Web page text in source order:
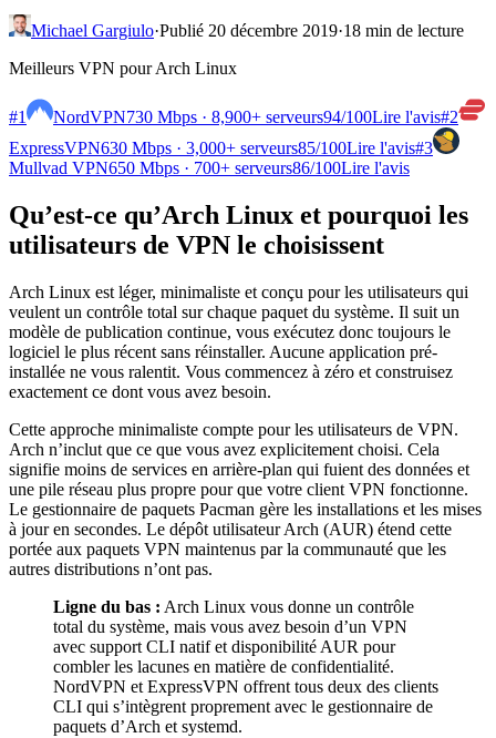
Michael Gargiulo·Publié 20 décembre 2019·18 min de lecture
Meilleurs VPN pour Arch Linux
#1 NordVPN730 Mbps · 8,900+ serveurs94/100Lire l'avis#2
ExpressVPN630 Mbps · 3,000+ serveurs85/100Lire l'avis#3
Mullvad VPN650 Mbps · 700+ serveurs86/100Lire l'avis
Qu’est-ce qu’Arch Linux et pourquoi les
utilisateurs de VPN le choisissent
Arch Linux est léger, minimaliste et conçu pour les utilisateurs qui
veulent un contrôle total sur chaque paquet du système. Il suit un
modèle de publication continue, vous exécutez donc toujours le
logiciel le plus récent sans réinstaller. Aucune application pré-
installée ne vous ralentit. Vous commencez à zéro et construisez
exactement ce dont vous avez besoin.
Cette approche minimaliste compte pour les utilisateurs de VPN.
Arch n’inclut que ce que vous avez explicitement choisi. Cela
signifie moins de services en arrière-plan qui fuient des données et
une pile réseau plus propre pour que votre client VPN fonctionne.
Le gestionnaire de paquets Pacman gère les installations et les mises
à jour en secondes. Le dépôt utilisateur Arch (AUR) étend cette
portée aux paquets VPN maintenus par la communauté que les
autres distributions n’ont pas.
Ligne du bas : Arch Linux vous donne un contrôle
total du système, mais vous avez besoin d’un VPN
avec support CLI natif et disponibilité AUR pour
combler les lacunes en matière de confidentialité.
NordVPN et ExpressVPN offrent tous deux des clients
CLI qui s’intègrent proprement avec le gestionnaire de
paquets d’Arch et systemd.